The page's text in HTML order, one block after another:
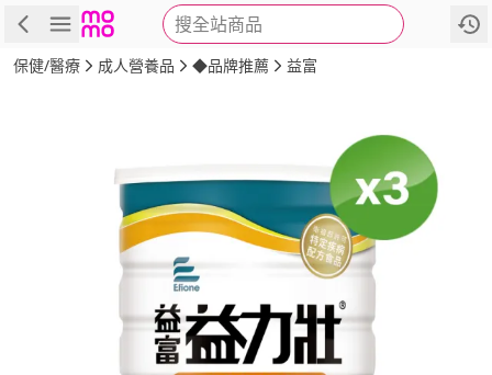
搜全站商品
商品 評價 詳情
保健/醫療 成人營養品 ◆品牌推薦 益富